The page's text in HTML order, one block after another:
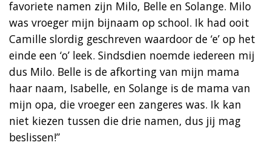
favoriete namen zijn Milo, Belle en Solange. Milo
was vroeger mijn bijnaam op school. Ik had ooit
Camille slordig geschreven waardoor de ‘e’ op het
einde een ‘o’ leek. Sindsdien noemde iedereen mij
dus Milo. Belle is de afkorting van mijn mama
haar naam, Isabelle, en Solange is de mama van
mijn opa, die vroeger een zangeres was. Ik kan
niet kiezen tussen die drie namen, dus jij mag
beslissen!”